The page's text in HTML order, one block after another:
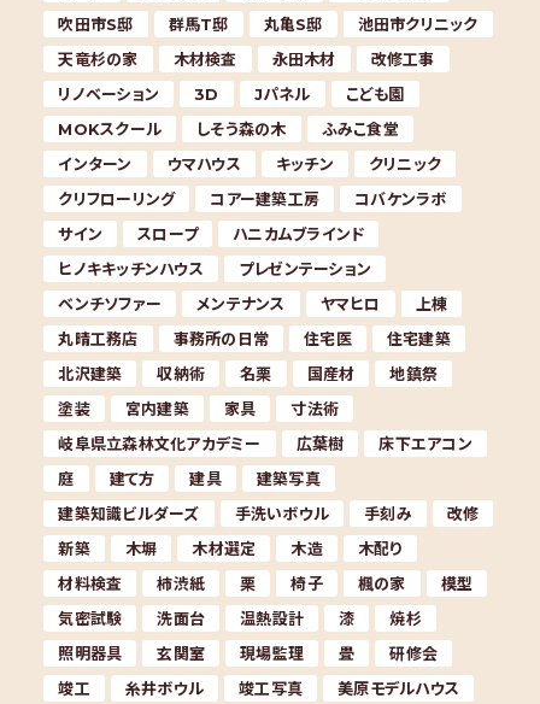
吹田市S邸
群馬T邸 丸亀S邸
池田市クリニック
天竜杉の家
木材検査 永田木材
改修工事
リノベーション
3D Jパネル
こども園
MOKスクール
しそう森の木
ふみこ食堂
インターン
ウマハウス キッチン
クリニック
クリフローリング
コアー建築工房
コバケンラボ
サイン
スロープ
ハニカムブラインド
ヒノキキッチンハウス
プレゼンテーション
ベンチソファー
メンテナンス ヤマヒロ
上棟
丸晴工務店
事務所の日常 住宅医
住宅建築
北沢建築
収納術 名栗 国産材
地鎮祭
塗装
宮内建築 家具
寸法術
岐阜県立森林文化アカデミー
広葉樹
床下エアコン
庭
建て方 建具
建築写真
建築知識ビルダーズ
手洗いボウル 手刻み
改修
新築
木塀 木材選定 木造
木配り
材料検査
柿渋紙 栗 椅子 楓の家
模型
気密試験
洗面台 温熱設計 漆
焼杉
照明器具
玄関室 現場監理 畳
研修会
竣工
糸井ボウル 竣工写真
美原モデルハウス